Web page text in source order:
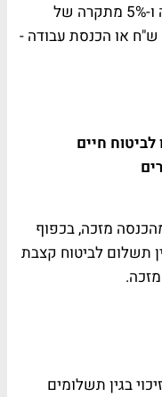
תקרה של 104,400 ש"ח לשנה ו-5% מתקרה של
147,600 ש"ח בניכוי 104,400 ש"ח או הכנסת עבודה -
חיים
בגין ביטוח חיים, מוגבל ל-5% מהכנסה מזכה, בכפוף
הזיכוי בגין תשלום לביטוח קצבת
בגין תשלומים